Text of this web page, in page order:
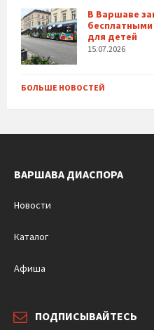
В Варшаве
для детей
15.07.2026
БОЛЬШЕ НОВОСТЕЙ
ВАРШАВА ДИАСПОРА
Новости
Каталог
Афиша
ПОДПИСЫВАЙТЕСЬ